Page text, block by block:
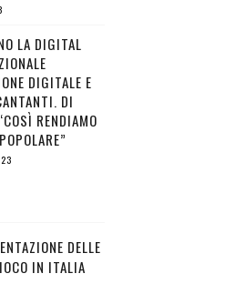
LA DIGITAL
DIGITALE E
DI
RENDIAMO
DELLE
IN ITALIA